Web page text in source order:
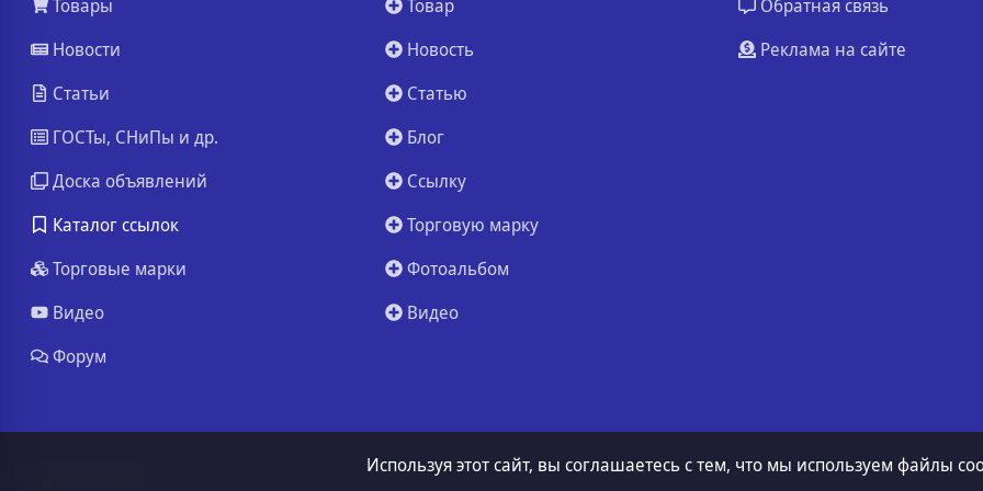
Товары
Новости
Статьи
ГОСТы, СНиПы и др.
Доска объявлений
Каталог ссылок
Торговые марки
Видео
Форум
Товар
Новость
Статью
Блог
Ссылку
Торговую марку
Фотоальбом
Видео
Обратная связь
Реклама на сайте
Используя этот сайт, вы соглашаетесь с тем, что мы используем файлы